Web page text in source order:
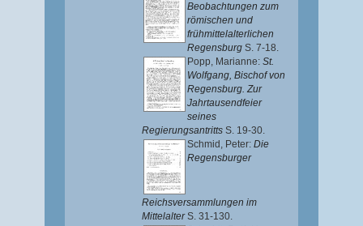
Beobachtungen zum
römischen und
frühmittelalterlichen
Regensburg S. 7-18.
Popp, Marianne: St.
Wolfgang, Bischof von
Regensburg. Zur
Jahrtausendfeier
seines
Regierungsantritts S. 19-30.
Schmid, Peter: Die
Regensburger
Reichsversammlungen im
MittelalterS. 31-130.